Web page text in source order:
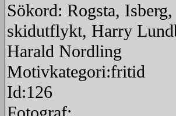
Sökord: Rogsta, Isberg,
skidutflykt, Harry
Harald Nordling
Motivkategori:fritid
Id:126